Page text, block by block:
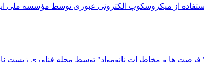
با استفاده از میکروسکوپ الکترونی عبوری توسط مؤسسه